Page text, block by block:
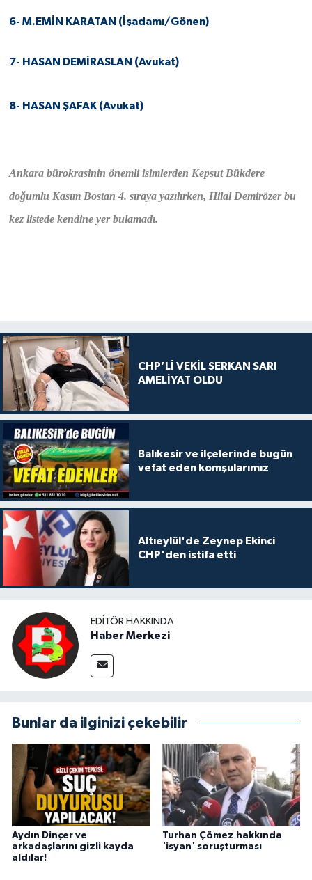
6- M.EMİN KARATAN (İşadamı/Gönen)
7- HASAN DEMİRASLAN (Avukat)
8- HASAN ŞAFAK (Avukat)
Ankara bürokrasinin önemli isimlerden Kepsut Bükdere
doğumlu Kasım Bostan 4. sıraya yazılırken, Hilal Demirözer bu
kez listede kendine yer bulamadı.
CHP’Lİ VEKİL SERKAN SARI
AMELİYAT OLDU
Balıkesir ve ilçelerinde bugün
vefat eden komşularımız
Altıeylül'de Zeynep Ekinci
CHP'den istifa etti
EDITÖR HAKKINDA
Haber Merkezi
Bunlar da ilginizi çekebilir
Aydın Dinçer ve
arkadaşlarını gizli kayda
aldılar!
Turhan Çömez hakkında
'isyan' soruşturması